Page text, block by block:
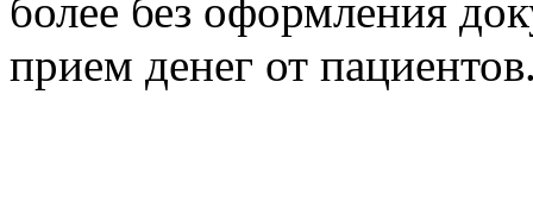
более без оформления
прием денег от